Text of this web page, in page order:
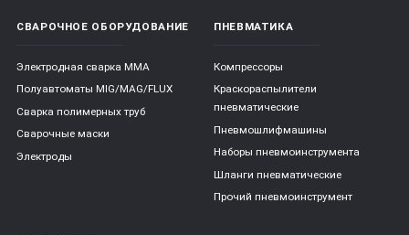
СВАРОЧНОЕ ОБОРУДОВАНИЕ
Электродная сварка ММА
Полуавтоматы MIG/MAG/FLUX
Сварка полимерных труб
Сварочные маски
Электроды
ПНЕВМАТИКА
Компрессоры
Краскораспылители
пневматические
Пневмошлифмашины
Наборы пневмоинструмента
Шланги пневматические
Прочий пневмоинструмент